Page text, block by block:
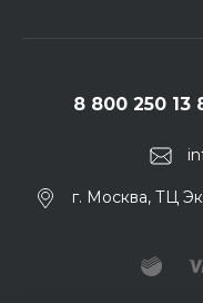
8 800 250 13
г. Москва, ТЦ